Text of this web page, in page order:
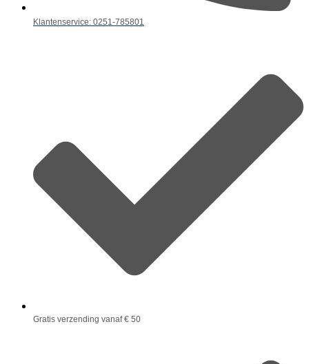
Klantenservice: 0251-785801
Gratis verzending vanaf € 50